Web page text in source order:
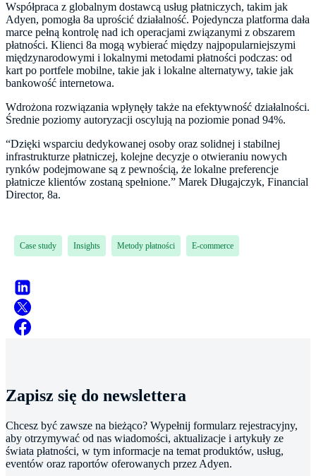
Współpraca z globalnym dostawcą usług płatniczych, takim jak
Adyen, pomogła 8a uprościć działalność. Pojedyncza platforma dała
marce pełną kontrolę nad ich operacjami związanymi z obszarem
płatności. Klienci 8a mogą wybierać między najpopularniejszymi
międzynarodowymi i lokalnymi metodami płatności podczas: od
kart po portfele mobilne, takie jak i lokalne alternatywy, takie jak
bankowość internetowa.
Wdrożona rozwiązania wpłynęły także na efektywność działalności.
Średnie poziomy autoryzacji oscylują na poziomie ponad 94%.
“Dzięki wsparciu dedykowanej osoby oraz solidnej i stabilnej
infrastrukturze płatniczej, kolejne decyzje o otwieraniu nowych
rynków podejmowane są z pewnością, że lokalne preferencje
płatnicze klientów zostaną spełnione.” Marek Długajczyk, Financial
Director, 8a.
Case study Insights Metody płatności E-commerce
Zapisz się do newslettera
Chcesz być zawsze na bieżąco? Wypełnij formularz rejestracyjny,
aby otrzymywać od nas wiadomości, aktualizacje i artykuły ze
świata płatności, w tym informacje na temat produktów, usług,
eventów oraz raportów oferowanych przez Adyen.